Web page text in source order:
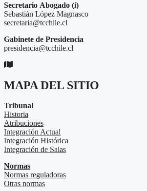
Secretario Abogado (i)
Sebastián López Magnasco
secretaria@tcchile.cl
Gabinete de Presidencia
presidencia@tcchile.cl
MAPA DEL SITIO
Tribunal
Historia
Atribuciones
Integración Actual
Integración Histórica
Integración de Salas
Normas
Normas reguladoras
Otras normas